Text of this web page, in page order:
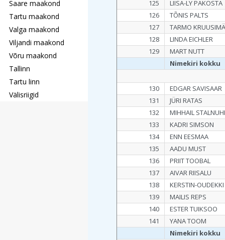
Saare maakond
Tartu maakond
Valga maakond
Viljandi maakond
Võru maakond
Tallinn
Tartu linn
Välisriigid
125
LIISA-LY PAKOSTA
126
TÕNIS PALTS
127
TARMO
128
LINDA EICHLER
129
MART NUTT
Nimekiri kokku
130
EDGAR SAVISAAR
131
JÜRI RATAS
132
MIHHAIL
133
KADRI SIMSON
134
ENN EESMAA
135
AADU MUST
136
PRIIT TOOBAL
137
AIVAR RIISALU
138
KERSTIN-
139
MAILIS REPS
140
ESTER TUIKSOO
141
YANA TOOM
Nimekiri kokku